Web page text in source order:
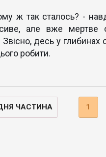
ж так сталось? -
але вже мертве
десь у глибинах
робити.
ЧАСТИНА 1